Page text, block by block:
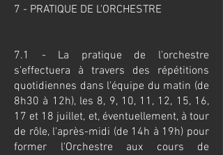
7 - PRATIQUE DE L'ORCHESTRE
7.1 - La pratique de l'orchestre
s'effectuera à travers des répétitions
quotidiennes dans l'équipe du matin (de
8h30 à 12h), les 8, 9, 10, 11, 12, 15, 16,
17 et 18 juillet, et, éventuellement, à tour
de rôle, l'après-midi (de 14h à 19h) pour
former l'Orchestre aux cours de